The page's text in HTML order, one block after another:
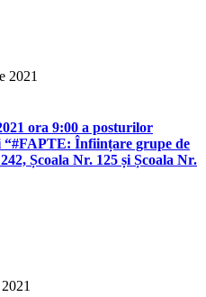
2021
ora 9:00 a posturilor
Înființare grupe de
Școala Nr. 125 și Școala Nr.